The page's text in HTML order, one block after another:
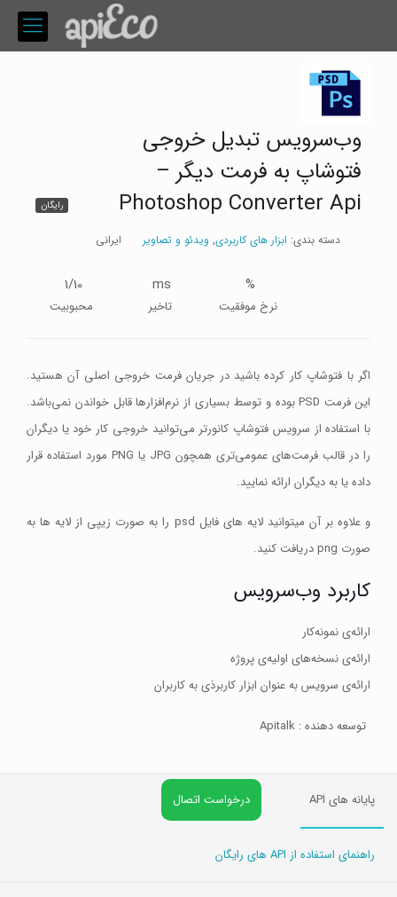
وب‌سرویس تبدیل خروجی
فتوشاپ به فرمت دیگر –
Photoshop Converter Api
رایگان
دسته بندی: ابزار های کاربردی, ویدئو و تصاویر ایرانی
1/10
محبوبیت
ms
تاخیر
%
نرخ موفقیت
اگر با فتوشاپ کار کرده باشید در جریان فرمت خروجی اصلی آن هستید.
این فرمت PSD بوده و توسط بسیاری از نرم‌افزارها قابل خواندن نمی‌باشد.
با استفاده از سرویس فتوشاپ کانورتر می‌توانید خروجی کار خود یا دیگران
را در قالب فرمت‌های عمومی‌تری همچون JPG یا PNG مورد استفاده قرار
داده یا به دیگران ارائه نمایید.
و علاوه بر آن میتوانید لایه های فایل psd را به صورت زیپی از لایه ها به
صورت png دریافت کنید.
کاربرد وب‌سرویس
ارائه‌ی نمونه‌کار
ارائه‌ی نسخه‌های اولیه‌ی پروژه
ارائه‌ی سرویس به عنوان ابزار کاربرذی به کاربران
توسعه دهنده : Apitalk
پایانه های API درخواست اتصال
راهنمای استفاده از API های رایگان